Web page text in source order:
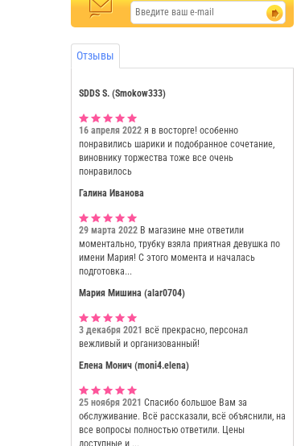
Отзывы
SDDS S. (Smokow333)
16 апреля 2022 я в восторге! особенно
понравились шарики и подобранное сочетание,
виновнику торжества тоже все очень
понравилось
Галина Иванова
29 марта 2022 В магазине мне ответили
моментально, трубку взяла приятная девушка по
имени Мария! С этого момента и началась
подготовка...
Мария Мишина (alar0704)
3 декабря 2021 всё прекрасно, персонал
вежливый и организованный!
Елена Монич (moni4.elena)
25 ноября 2021 Спасибо большое Вам за
обслуживание. Всё рассказали, всё объяснили, на
все вопросы полностью ответили. Цены
доступные и ...